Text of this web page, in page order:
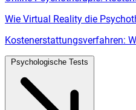
Wie Virtual Reality die
Kostenerstattungsverfahren: